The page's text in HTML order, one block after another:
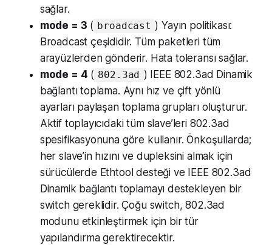
sağlar.
mode = 3 ( broadcast ) Yayın politikası:
Broadcast çeşididir. Tüm paketleri tüm
arayüzlerden gönderir. Hata toleransı sağlar.
mode = 4 ( 802.3ad ) IEEE 802.3ad Dinamik
bağlantı toplama. Aynı hız ve çift yönlü
ayarları paylaşan toplama grupları oluşturur.
Aktif toplayıcıdaki tüm slave’leri 802.3ad
spesifikasyonuna göre kullanır. Önkoşullarda;
her slave’in hızını ve dupleksini almak için
sürücülerde Ethtool desteği ve IEEE 802.3ad
Dinamik bağlantı toplamayı destekleyen bir
switch gereklidir. Çoğu switch, 802.3ad
modunu etkinleştirmek için bir tür
yapılandırma gerektirecektir.